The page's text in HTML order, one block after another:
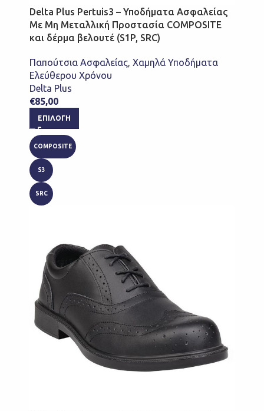
Delta Plus Pertuis3 – Υποδήματα Ασφαλείας
Με Μη Μεταλλική Προστασία COMPOSITE
και δέρμα βελουτέ (S1P, SRC)
Παπούτσια Ασφαλείας, Χαμηλά Υποδήματα
Ελεύθερου Χρόνου
Delta Plus
€85,00
ΕΠΙΛΟΓΉ
COMPOSITE
S3
SRC